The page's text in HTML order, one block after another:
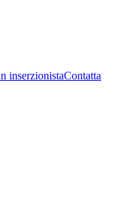
inserzionistaContatta